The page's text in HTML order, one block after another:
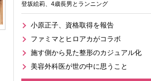
登坂絵莉、4歳長男とランニング
小原正子、資格取得を報告
ファミマとヒロアカがコラボ
施す側から見た整形のカジュアル化
美容外科医が世の中に思うこと